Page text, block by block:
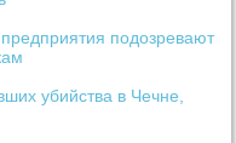
подозревают
убийства в Чечне,